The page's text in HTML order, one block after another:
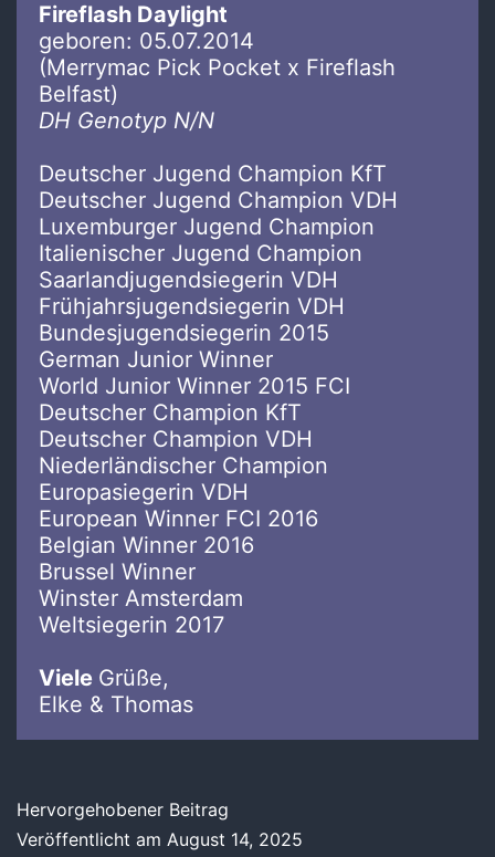
Fireflash Daylight
geboren: 05.07.2014
(Merrymac Pick Pocket x Fireflash
Belfast)
DH Genotyp N/N
Deutscher Jugend Champion KfT
Deutscher Jugend Champion VDH
Luxemburger Jugend Champion
Italienischer Jugend Champion
Saarlandjugendsiegerin VDH
Frühjahrsjugendsiegerin VDH
Bundesjugendsiegerin 2015
German Junior Winner
World Junior Winner 2015 FCI
Deutscher Champion KfT
Deutscher Champion VDH
Niederländischer Champion
Europasiegerin VDH
European Winner FCI 2016
Belgian Winner 2016
Brussel Winner
Winster Amsterdam
Weltsiegerin 2017
Viele Grüße,
Elke & Thomas
Hervorgehobener Beitrag
Veröffentlicht am August 14, 2025